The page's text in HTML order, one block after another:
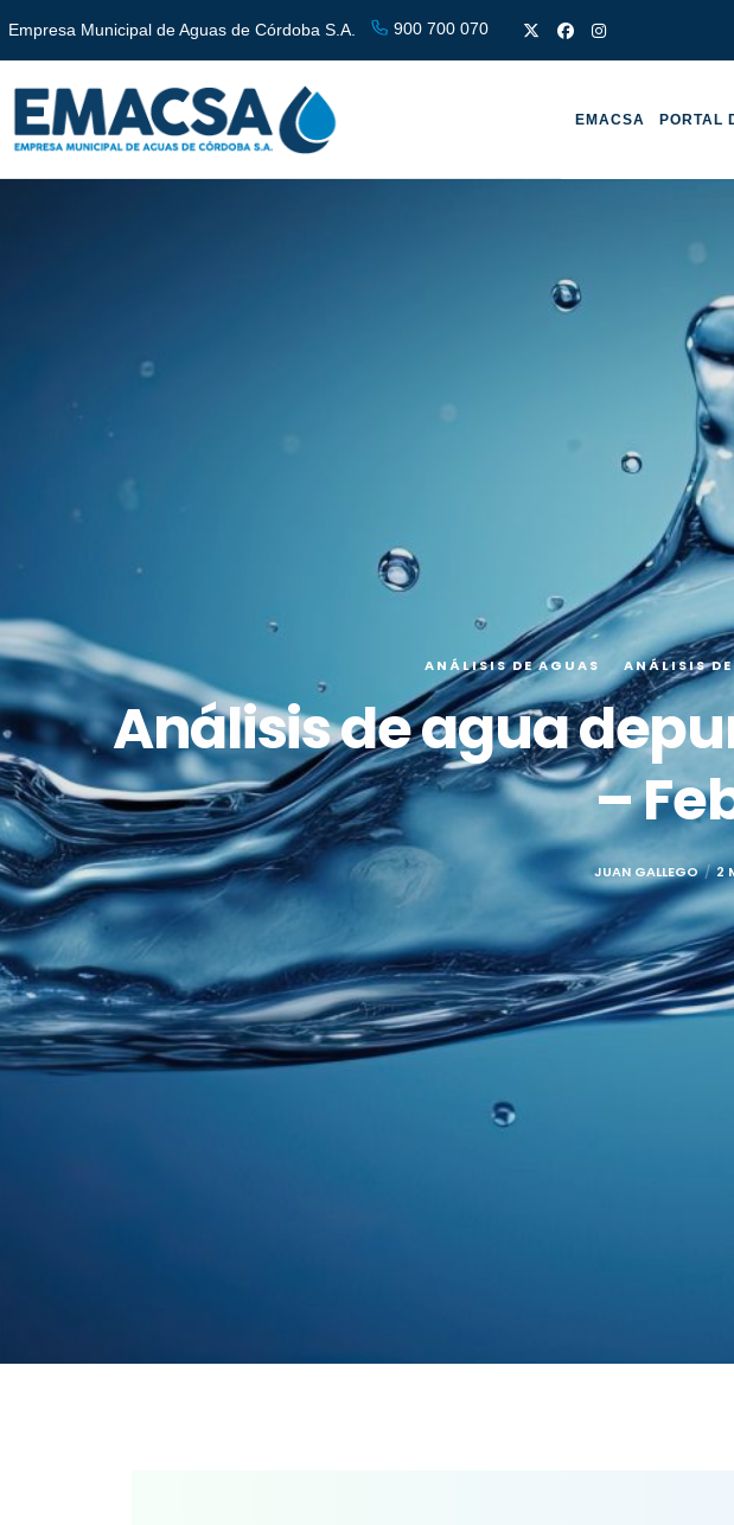
Empresa Municipal de Aguas de Córdoba S.A. 900 700 070
EMACSA PORTAL
ANÁLISIS DE AGUAS ANÁLISIS
Análisis de agua
–
JUAN GALLEGO 2